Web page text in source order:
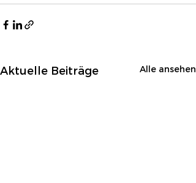
Aktuelle Beiträge Alle ansehen